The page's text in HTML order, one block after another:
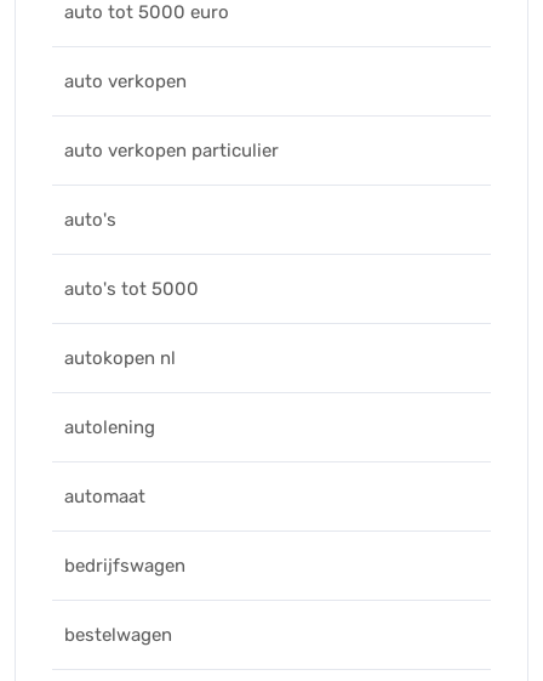
auto tot 5000 euro
auto verkopen
auto verkopen particulier
auto's
auto's tot 5000
autokopen nl
autolening
automaat
bedrijfswagen
bestelwagen